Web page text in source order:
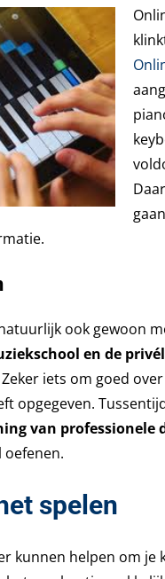
ook gewoon
en de
iets om goed
opgegeven.
van professionele
spelen
kunnen helpen om